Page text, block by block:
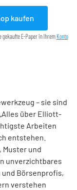
kaufen
gekaufte E-Paper in Ihrem Konto
– sie sind
über Elliott-
Arbeiten
entstehen.
Muster und
unverzichtbares
und Börsenprofis,
verstehen